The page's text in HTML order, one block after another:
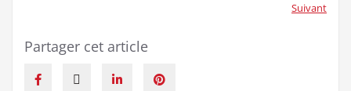
Suivant
Partager cet article